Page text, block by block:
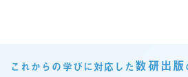
これからの学びに対応した数研出版